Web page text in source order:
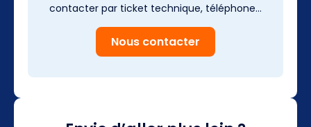
contacter par ticket technique, téléphone…
Nous contacter